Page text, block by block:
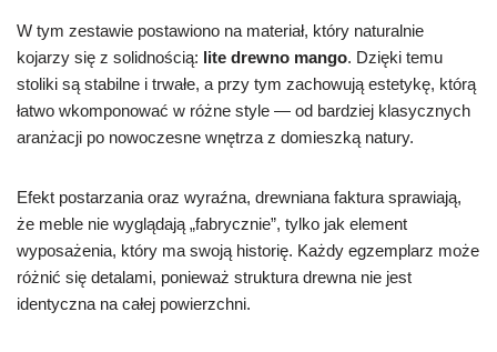
W tym zestawie postawiono na materiał, który naturalnie
kojarzy się z solidnością: lite drewno mango. Dzięki temu
stoliki są stabilne i trwałe, a przy tym zachowują estetykę, którą
łatwo wkomponować w różne style — od bardziej klasycznych
aranżacji po nowoczesne wnętrza z domieszką natury.
Efekt postarzania oraz wyraźna, drewniana faktura sprawiają,
że meble nie wyglądają „fabrycznie”, tylko jak element
wyposażenia, który ma swoją historię. Każdy egzemplarz może
różnić się detalami, ponieważ struktura drewna nie jest
identyczna na całej powierzchni.